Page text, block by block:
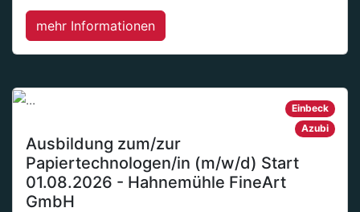
mehr Informationen
Ausbildung zum/zur
Papiertechnologen/in (m/w/d) Start
01.08.2026 - Hahnemühle FineArt
GmbH
Einbeck
Azubi